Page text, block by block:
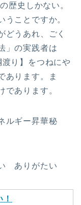
歴史しかない。
うことですか。
どうあれ、ごく
」の実践者は
り】をつねにや
あります。ま
であります。
ギー昇華秘
ありがたい